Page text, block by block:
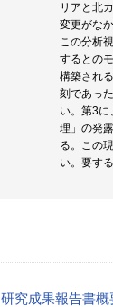
リアと北
変更がな
この分析
するとの
構築され
刻であっ
い。第3に
理」の発
る。この
い。要す
研究成果報告書概